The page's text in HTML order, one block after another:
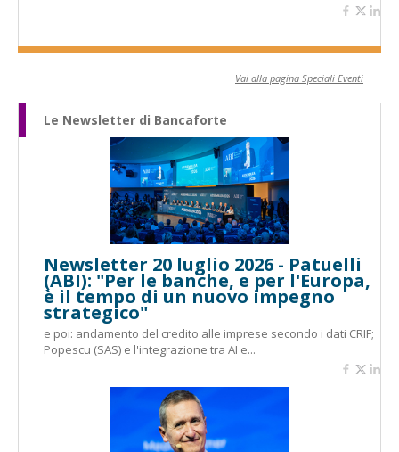
Vai alla pagina Speciali Eventi
Le Newsletter di Bancaforte
Newsletter 20 luglio 2026 - Patuelli
(ABI): "Per le banche, e per l'Europa,
è il tempo di un nuovo impegno
strategico"
e poi: andamento del credito alle imprese secondo i dati CRIF;
Popescu (SAS) e l'integrazione tra AI e...